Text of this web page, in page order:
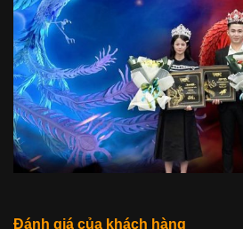
Đánh giá của khách hàng